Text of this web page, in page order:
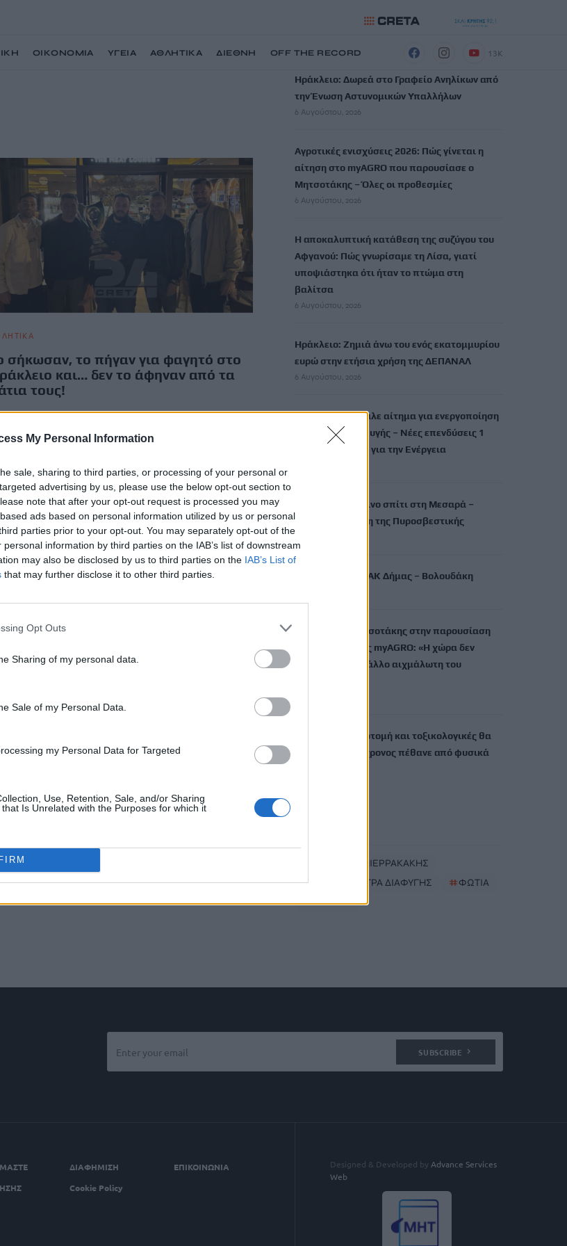
My Personal Information
sale, sharing to third parties, or processing of your personal or
advertising by us, please use the below opt-out section to
note that after your opt-out request is processed you may
ads based on personal information utilized by us or personal
parties prior to your opt-out. You may separately opt-out of the
information by third parties on the IAB’s list of downstream
may also be disclosed by us to third parties on the IAB’s List of
that may further disclose it to other third parties.
Opt Outs
Sharing of my personal data.
Sale of my Personal Data.
my Personal Data for Targeted
Use, Retention, Sale, and/or Sharing
Is Unrelated with the Purposes for which it
ΟΙΚΟΝΟΜΙΑ ΥΓΕΙΑ ΑΘΛΗΤΙΚΑ ΔΙΕΘΝΗ OFF THE RECORD 13K
σήκωσαν, το πήγαν για φαγητό στο
και… δεν το άφηναν από τα
τους!
Ελλάδος γύρισαν στο Ηράκλειο, και μετά
ΡΟΗ ΕΙΔΗΣΕΩΝ
Ηράκλειο: Δωρεά στο Γραφείο Ανηλίκων από
την Ένωση Αστυνομικών Υπαλλήλων
6 Αυγούστου, 2026
Αγροτικές ενισχύσεις 2026: Πώς γίνεται η
αίτηση στο myAGRO που παρουσίασε ο
Μητσοτάκης – Όλες οι προθεσμίες
6 Αυγούστου, 2026
Η αποκαλυπτική κατάθεση της συζύγου του
Αφγανού: Πώς γνωρίσαμε τη Λίσα, γιατί
υποψιάστηκα ότι ήταν το πτώμα στη
βαλίτσα
6 Αυγούστου, 2026
Ηράκλειο: Ζημιά άνω του ενός εκατομμυρίου
ευρώ στην ετήσια χρήση της ΔΕΠΑΝΑΛ
6 Αυγούστου, 2026
Η Ελλάδα υπέβαλε αίτημα για ενεργοποίηση
της ρήτρας διαφυγής – Νέες επενδύσεις 1
δισ. έως το 2028 για την Ενέργεια
Στις φλόγες ξύλινο σπίτι στη Μεσαρά –
Άμεση επέμβαση της Πυροσβεστικής
Στα έργα του ΒΟΑΚ Δήμας – Βολουδάκη
Ο Κυριάκος Μητσοτάκης στην παρουσίαση
της πλατφόρμας myAGRO: «Η χώρα δεν
μπορεί να είναι άλλο αιχμάλωτη του
Μυστράς: Νεκροτομή και τοξικολογικές θα
δείξουν αν ο 90χρονος πέθανε από φυσικά
ΚΥΡΙΑΚΟΣ ΠΙΕΡΡΑΚΑΚΗΣ
#
ΕΘΝΙΚΗ ΡΗΤΡΑ ΔΙΑΦΥΓΗΣ #ΦΩΤΙΑ
#ΜΕΣΑΡΑ
SUBSCRIBE
ΔΙΑΦΗΜΙΣΗ
ΕΠΙΚΟΙΝΩΝΙΑ
Cookie Policy
Designed & Developed by Advance Services
Web